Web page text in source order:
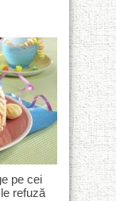
pe cei
refuză